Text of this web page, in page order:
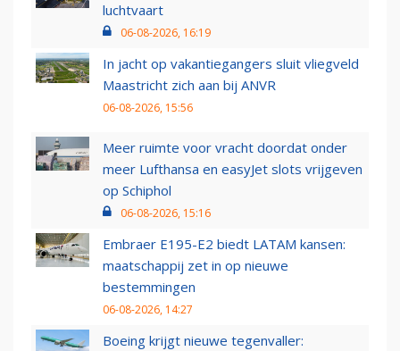
luchtvaart
06-08-2026, 16:19
In jacht op vakantiegangers sluit vliegveld
Maastricht zich aan bij ANVR
06-08-2026, 15:56
Meer ruimte voor vracht doordat onder
meer Lufthansa en easyJet slots vrijgeven
op Schiphol
06-08-2026, 15:16
Embraer E195-E2 biedt LATAM kansen:
maatschappij zet in op nieuwe
bestemmingen
06-08-2026, 14:27
Boeing krijgt nieuwe tegenvaller: